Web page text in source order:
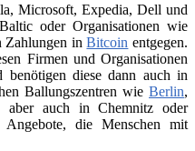
Microsoft, Expedia, Dell und
oder Organisationen wie
Zahlungen inBitcoin entgegen.
Firmen und Organisationen
benötigen diese dann auch in
Ballungszentren wie Berlin,
aber auch in Chemnitz oder
die Menschen mit